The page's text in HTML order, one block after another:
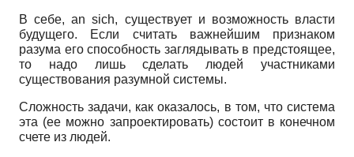
В себе,an sich, существует и возможность власти
будущего. Если считать важнейшим признаком
разума его способность заглядывать в предстоящее,
то надо лишь сделать людей участниками
существования разумной системы.
Сложность задачи, как оказалось, в том, что система
эта (ее можно запроектировать) состоит в конечном
счете из людей.